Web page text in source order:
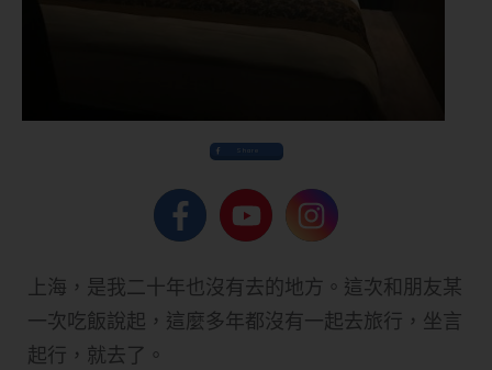
Share
上海，是我二十年也沒有去的地方。這次和朋友某
一次吃飯說起，這麼多年都沒有一起去旅行，坐言
起行，就去了。